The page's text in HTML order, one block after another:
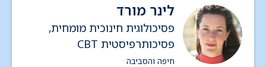
לינר מורד
פסיכולוגית חינוכית מומחית,
פסיכותרפיסטית CBT
חיפה והסביבה